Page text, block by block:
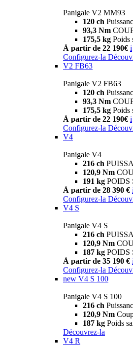
Panigale V2 MM93
120 ch
93,3 Nm
175,5 kg Poids
À partir de 22 190€ i
Configurez-la
V2 FB63
Panigale V2 FB63
120 ch
93,3 Nm
175,5 kg Poids
À partir de 22 190€ i
Configurez-la
V4
Panigale V4
216 ch
120,9 Nm
191 kg POIDS
À partir de 28 390 € i
Configurez-la
V4 S
Panigale V4 S
216 ch
120,9 Nm
187 kg POIDS
À partir de 35 190 € i
Configurez-la
new V4 S 100
Panigale V4 S 100
216 ch
120,9 Nm
187 kg Poids
Découvrez-la
V4 R